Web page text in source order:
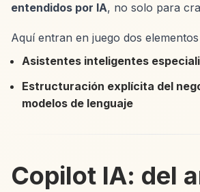
entendidos por IA, no solo para
Aquí entran en juego dos
Asistentes inteligentes
Estructuración explícita del
modelos de lenguaje
Copilot IA: del